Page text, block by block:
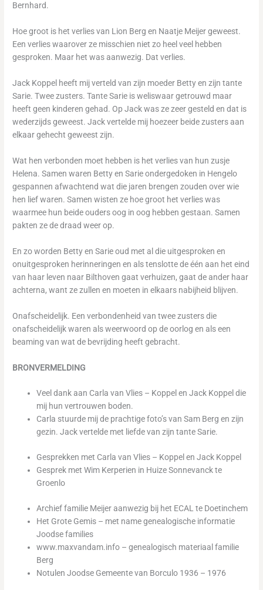
Bernhard.
Hoe groot is het verlies van Lion Berg en Naatje Meijer geweest.
Een verlies waarover ze misschien niet zo heel veel hebben
gesproken. Maar het was aanwezig. Dat verlies.
Jack Koppel heeft mij verteld van zijn moeder Betty en zijn tante
Sarie. Twee zusters. Tante Sarie is weliswaar getrouwd maar
heeft geen kinderen gehad. Op Jack was ze zeer gesteld en dat is
wederzijds geweest. Jack vertelde mij hoezeer beide zusters aan
elkaar gehecht geweest zijn.
Wat hen verbonden moet hebben is het verlies van hun zusje
Helena. Samen waren Betty en Sarie ondergedoken in Hengelo
gespannen afwachtend wat die jaren brengen zouden over wie
hen lief waren. Samen wisten ze hoe groot het verlies was
waarmee hun beide ouders oog in oog hebben gestaan. Samen
pakten ze de draad weer op.
En zo worden Betty en Sarie oud met al die uitgesproken en
onuitgesproken herinneringen en als tenslotte de één aan het eind
van haar leven naar Bilthoven gaat verhuizen, gaat de ander haar
achterna, want ze zullen en moeten in elkaars nabijheid blijven.
Onafscheidelijk. Een verbondenheid van twee zusters die
onafscheidelijk waren als weerwoord op de oorlog en als een
beaming van wat de bevrijding heeft gebracht.
BRONVERMELDING
Veel dank aan Carla van Vlies – Koppel en Jack Koppel die
mij hun vertrouwen boden.
Carla stuurde mij de prachtige foto’s van Sam Berg en zijn
gezin. Jack vertelde met liefde van zijn tante Sarie.
Gesprekken met Carla van Vlies – Koppel en Jack Koppel
Gesprek met Wim Kerperien in Huize Sonnevanck te
Groenlo
Archief familie Meijer aanwezig bij het ECAL te Doetinchem
Het Grote Gemis – met name genealogische informatie
Joodse families
www.maxvandam.info – genealogisch materiaal familie
Berg
Notulen Joodse Gemeente van Borculo 1936 – 1976